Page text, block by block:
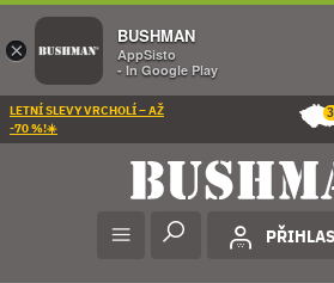
LETNÍ SLEVY VRCHOLÍ – AŽ
-70 %!☀️
×
BUSHMAN
AppSisto
- In Google Play